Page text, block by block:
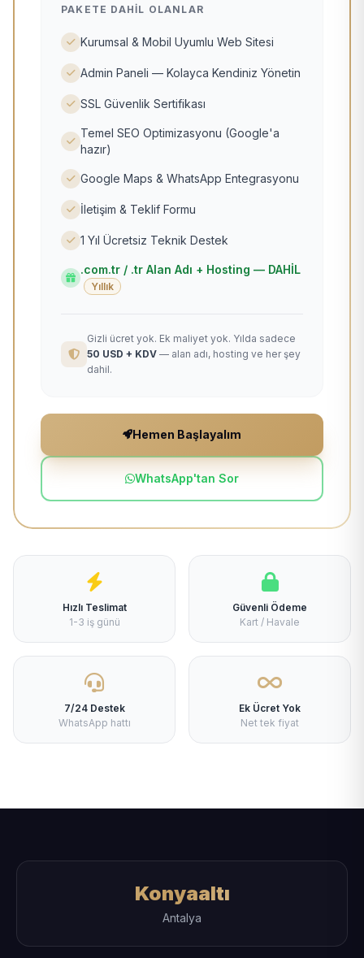
PAKETE DAHIL OLANLAR
Kurumsal & Mobil Uyumlu Web Sitesi
Admin Paneli — Kolayca Kendiniz Yönetin
SSL Güvenlik Sertifikası
Temel SEO Optimizasyonu (Google'a
hazır)
Google Maps & WhatsApp Entegrasyonu
İletişim & Teklif Formu
1 Yıl Ücretsiz Teknik Destek
.com.tr / .tr Alan Adı + Hosting — DAHİL
Yıllık
Gizli ücret yok. Ek maliyet yok. Yılda sadece
50 USD + KDV — alan adı, hosting ve her şey
dahil.
Hemen Başlayalım
WhatsApp'tan Sor
Hızlı Teslimat
1-3 iş günü
Güvenli Ödeme
Kart / Havale
7/24 Destek
WhatsApp hattı
Ek Ücret Yok
Net tek fiyat
Konyaaltı
Antalya